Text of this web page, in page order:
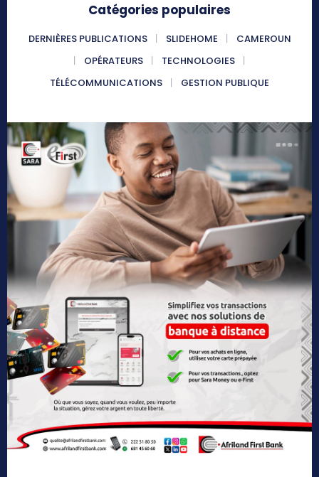
Catégories populaires
DERNIÈRES PUBLICATIONS SLIDEHOME
CAMEROUN
OPÉRATEURS
TECHNOLOGIES
TÉLÉCOMMUNICATIONS
GESTION PUBLIQUE